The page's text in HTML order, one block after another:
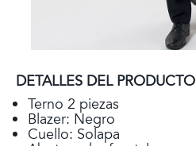
DETALLES DEL PRODUCTO
Terno 2 piezas
Blazer: Negro
Cuello: Solapa